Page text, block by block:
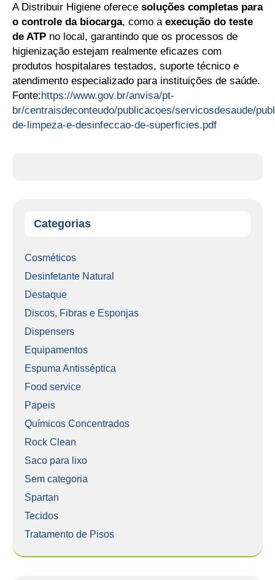
A Distribuir Higiene oferece soluções completas para
o controle da biocarga, como a execução do teste
de ATP no local, garantindo que os processos de
higienização estejam realmente eficazes com
produtos hospitalares testados, suporte técnico e
atendimento especializado para instituições de saúde.
Fonte:https://www.gov.br/anvisa/pt-
br/centraisdeconteudo/publicacoes/servicosdesaude/
de-limpeza-e-desinfeccao-de-superficies.pdf
Categorias
Cosméticos
Desinfetante Natural
Destaque
Discos, Fibras e Esponjas
Dispensers
Equipamentos
Espuma Antisséptica
Food service
Papeis
Químicos Concentrados
Rock Clean
Saco para lixo
Sem categoria
Spartan
Tecidos
Tratamento de Pisos